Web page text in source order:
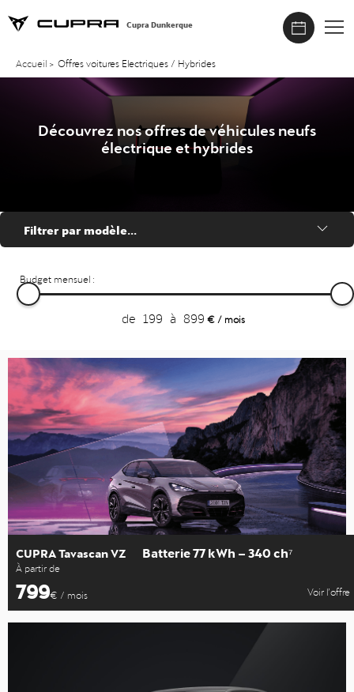
Cupra Dunkerque
Accueil > Offres voitures Electriques / Hybrides
Découvrez nos offres de véhicules neufs
électrique et hybrides
Filtrer par modèle...
Budget mensuel :
de 199 à 899 € / mois
CUPRA Tavascan VZ Batterie 77 kWh – 340 ch⁷
À partir de
799€ / mois Voir l’offre